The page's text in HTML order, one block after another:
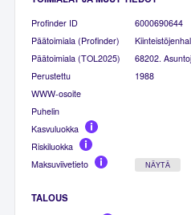
Profinder ID
6000690644
Päätoimiala (Profinder)
Päätoimiala (TOL2025)
68202.
Perustettu
1988
WWW-osoite
Puhelin
Kasvuluokka
Riskiluokka
Maksuviivetieto
NÄYTÄ
TALOUS